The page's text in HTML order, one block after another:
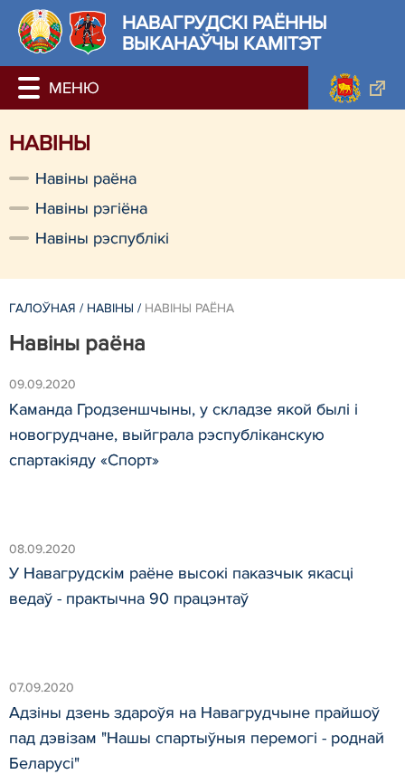
НАВАГРУДСКІ РАЁННЫ
ВЫКАНАЎЧЫ КАМІТЭТ
НАВIНЫ
Навiны раёна
Навiны рэгiёна
Навiны рэспублiкi
ГАЛОЎНАЯ / НАВIНЫ / НАВIНЫ РАЁНА
Навiны раёна
09.09.2020
Каманда Гродзеншчыны, у складзе якой былі і
новогрудчане, выйграла рэспубліканскую
спартакіяду «Спорт»
08.09.2020
У Навагрудскім раёне высокі паказчык якасці
ведаў - практычна 90 працэнтаў
07.09.2020
Адзіны дзень здароўя на Навагрудчыне прайшоў
пад дэвізам "Нашы спартыўныя перемогі - роднай
Беларусі"